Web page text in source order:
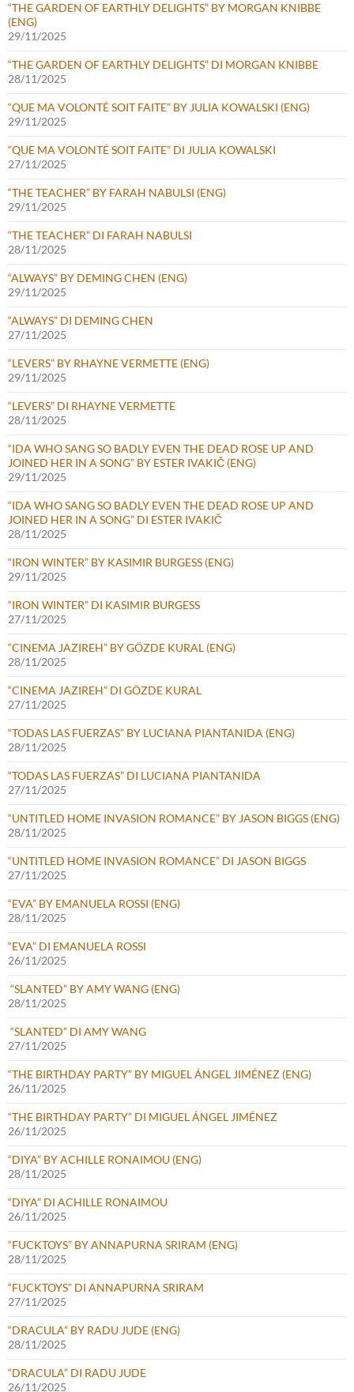
“THE GARDEN OF EARTHLY DELIGHTS” BY MORGAN KNIBBE
(ENG)
29/11/2025
“THE GARDEN OF EARTHLY DELIGHTS” DI MORGAN KNIBBE
28/11/2025
“QUE MA VOLONTÉ SOIT FAITE” BY JULIA KOWALSKI (ENG)
29/11/2025
“QUE MA VOLONTÉ SOIT FAITE” DI JULIA KOWALSKI
27/11/2025
“THE TEACHER” BY FARAH NABULSI (ENG)
29/11/2025
“THE TEACHER” DI FARAH NABULSI
28/11/2025
“ALWAYS” BY DEMING CHEN (ENG)
29/11/2025
“ALWAYS” DI DEMING CHEN
27/11/2025
“LEVERS” BY RHAYNE VERMETTE (ENG)
29/11/2025
“LEVERS” DI RHAYNE VERMETTE
28/11/2025
“IDA WHO SANG SO BADLY EVEN THE DEAD ROSE UP AND
JOINED HER IN A SONG” BY ESTER IVAKIČ (ENG)
29/11/2025
“IDA WHO SANG SO BADLY EVEN THE DEAD ROSE UP AND
JOINED HER IN A SONG” DI ESTER IVAKIČ
28/11/2025
“IRON WINTER” BY KASIMIR BURGESS (ENG)
29/11/2025
“IRON WINTER” DI KASIMIR BURGESS
27/11/2025
“CINEMA JAZIREH” BY GÖZDE KURAL (ENG)
28/11/2025
“CINEMA JAZIREH” DI GÖZDE KURAL
27/11/2025
“TODAS LAS FUERZAS” BY LUCIANA PIANTANIDA (ENG)
28/11/2025
“TODAS LAS FUERZAS” DI LUCIANA PIANTANIDA
27/11/2025
“UNTITLED HOME INVASION ROMANCE” BY JASON BIGGS (ENG)
28/11/2025
“UNTITLED HOME INVASION ROMANCE” DI JASON BIGGS
27/11/2025
“EVA” BY EMANUELA ROSSI (ENG)
28/11/2025
“EVA” DI EMANUELA ROSSI
26/11/2025
“SLANTED” BY AMY WANG (ENG)
28/11/2025
“SLANTED” DI AMY WANG
27/11/2025
“THE BIRTHDAY PARTY” BY MIGUEL ÁNGEL JIMÉNEZ (ENG)
26/11/2025
“THE BIRTHDAY PARTY” DI MIGUEL ÁNGEL JIMÉNEZ
26/11/2025
“DIYA” BY ACHILLE RONAIMOU (ENG)
28/11/2025
“DIYA” DI ACHILLE RONAIMOU
26/11/2025
“FUCKTOYS” BY ANNAPURNA SRIRAM (ENG)
28/11/2025
“FUCKTOYS” DI ANNAPURNA SRIRAM
27/11/2025
“DRACULA” BY RADU JUDE (ENG)
28/11/2025
“DRACULA” DI RADU JUDE
26/11/2025